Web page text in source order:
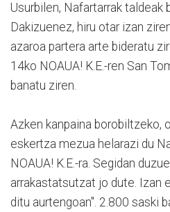
Usurbilen, Nafartarrak taldeak
Dakizuenez, hiru otar izan
azaroa partera arte bideratu
14ko NOAUA! K.E.-ren San
banatu ziren.
Azken kanpaina borobiltzeko,
eskertza mezua helarazi du
NOAUA! K.E.-ra. Segidan
arrakastatsutzat jo dute. Izan
ditu aurtengoan". 2.800 saski